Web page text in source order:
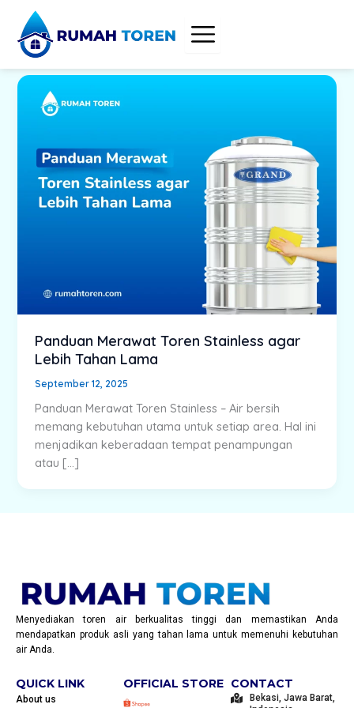
content
Panduan Merawat Toren Stainless agar
Lebih Tahan Lama
September 12, 2025
Panduan Merawat Toren Stainless – Air bersih
memang kebutuhan utama untuk setiap area. Hal ini
menjadikan keberadaan tempat penampungan
atau […]
Menyediakan toren air berkualitas tinggi dan memastikan Anda
mendapatkan produk asli yang tahan lama untuk memenuhi kebutuhan
air Anda.
QUICK LINK
About us
OFFICIAL STORE CONTACT
Bekasi, Jawa Barat,